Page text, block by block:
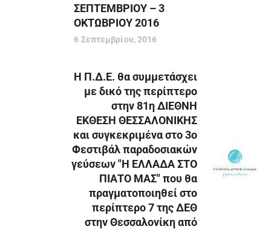
ΣΕΠΤΕΜΒΡΙΟΥ – 3
ΟΚΤΩΒΡΙΟΥ 2016
6 Σεπτεμβρίου, 2016
Η Π.Δ.Ε. θα συμμετάσχει
με δικό της περίπτερο
στην 81η ΔΙΕΘΝΗ
ΕΚΘΕΣΗ ΘΕΣΣΑΛΟΝΙΚΗΣ
και συγκεκριμένα στο 3ο
Φεστιβάλ παραδοσιακών
γεύσεων "Η ΕΛΛΑΔΑ ΣΤΟ
ΠΙΑΤΟ ΜΑΣ" που θα
πραγματοποιηθεί στο
περίπτερο 7 της ΔΕΘ
στην Θεσσαλονίκη από